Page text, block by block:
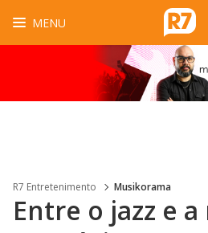
MENU
R7 Entretenimento Musikorama
Entre o jazz e